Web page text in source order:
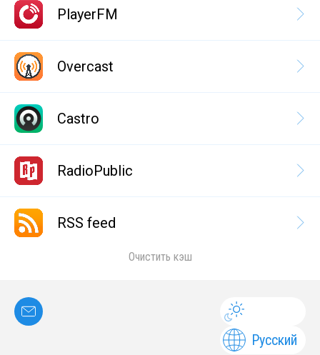
PlayerFM
Overcast
Castro
RadioPublic
RSS feed
Очистить кэш
Русский